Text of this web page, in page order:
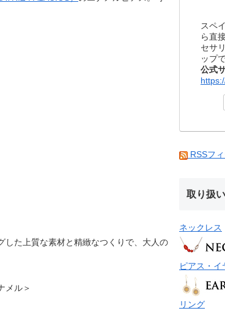
した上質な素材と精緻なつくりで、大人の
メル＞
スペ
ら直
セサ
ップ
公式
RSSフ
取り扱
ネックレス
ピアス・イ
リング